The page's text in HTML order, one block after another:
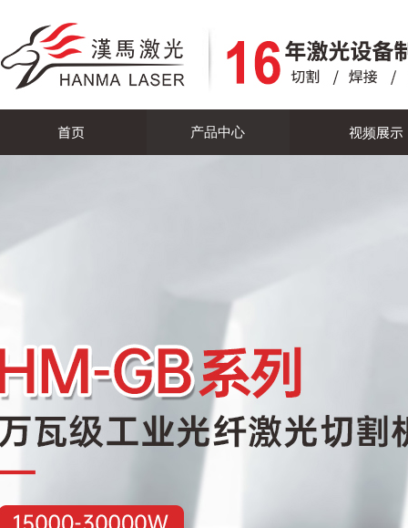
首页 产品中心 视频展示